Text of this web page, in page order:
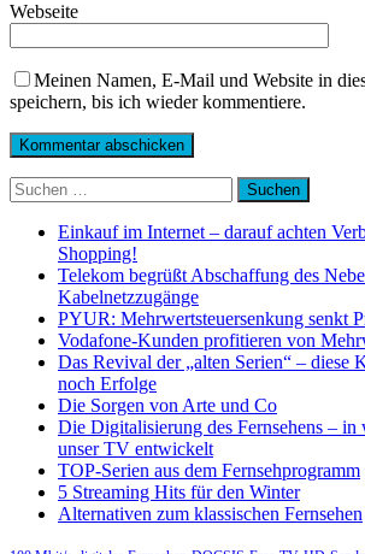
Webseite
Meinen Namen, E-Mail und Website in
speichern, bis ich wieder kommentiere.
Suchen
nach:
Einkauf im Internet – darauf achten
Shopping!
Telekom begrüßt Abschaffung des
Kabelnetzzugänge
PYUR: Mehrwertsteuersenkung senkt
Vodafone-Kunden profitieren von
Das Revival der „alten Serien“ – diese
noch Erfolge
Die Sorgen von Arte und Co
Die Digitalisierung des Fernsehens – in
unser TV entwickelt
TOP-Serien aus dem Fernsehprogramm
5 Streaming Hits für den Winter
Alternativen zum klassischen Fernsehen